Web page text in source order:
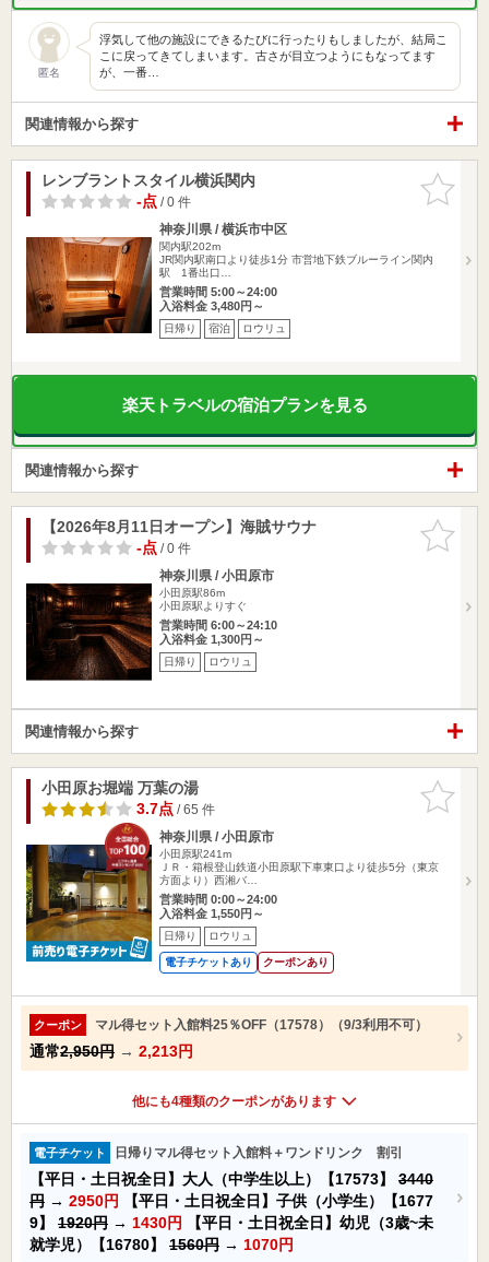
匿名
浮気して他の施設にできるたびに行ったりもしましたが、結局こ
こに戻ってきてしまいます。古さが目立つようにもなってます
が、一番…
関連情報から探す
お気に入
りに追加
レンブラントスタイル横浜関内
-点/ 0 件
神奈川県 / 横浜市中区
関内駅202m
JR関内駅南口より徒歩1分 市営地下鉄ブルーライン関内
駅 1番出口…
営業時間 5:00～24:00
入浴料金 3,480円～
日帰り 宿泊 ロウリュ
楽天トラベルの宿泊プランを見る
関連情報から探す
お気に入
りに追加
【2026年8月11日オープン】海賊サウナ
-点/ 0 件
神奈川県 / 小田原市
小田原駅86m
小田原駅よりすぐ
営業時間 6:00～24:10
入浴料金 1,300円～
日帰り ロウリュ
関連情報から探す
お気に入
りに追加
小田原お堀端 万葉の湯
3.7点/ 65 件
神奈川県 / 小田原市
小田原駅241m
ＪＲ・箱根登山鉄道小田原駅下車東口より徒歩5分（東京
方面より）西湘バ…
営業時間 0:00～24:00
入浴料金 1,550円～
日帰り ロウリュ
電子チケットあり クーポンあり
クーポン マル得セット入館料25％OFF（17578）（9/3利用不可）
通常2,950円 → 2,213円
他にも4種類のクーポンがあります
電子チケット 日帰りマル得セット入館料＋ワンドリンク 割引
【平日・土日祝全日】大人（中学生以上）【17573】 3440
円 → 2950円
【平日・土日祝全日】子供（小学生）【1677
9】 1920円 → 1430円
【平日・土日祝全日】幼児（3歳~未
就学児）【16780】 1560円 → 1070円